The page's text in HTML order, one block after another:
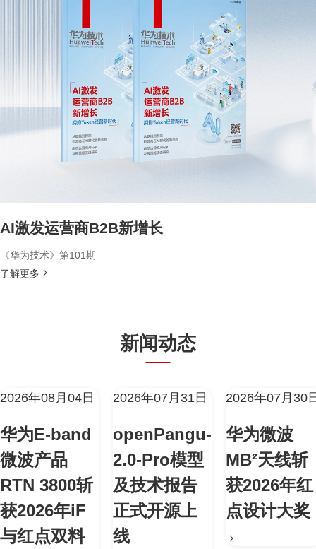
AI激发运营商B2B新增长
《华为技术》第101期
了解更多
新闻动态
2026年08月04日
华为E-band
微波产品
RTN 3800斩
获2026年iF
与红点双料
2026年07月31日
openPangu-
2.0-Pro模型
及技术报告
正式开源上
线
2026年07月30
华为微波
MB²天线斩
获2026年红
点设计大奖